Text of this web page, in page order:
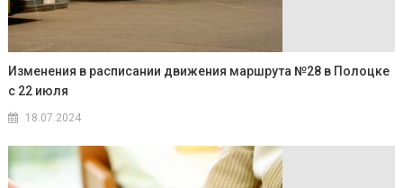
Изменения в расписании движения маршрута №28 в Полоцке
с 22 июля
18.07.2024